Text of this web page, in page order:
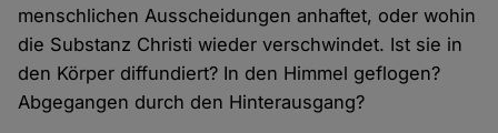
menschlichen Ausscheidungen anhaftet, oder wohin
die Substanz Christi wieder verschwindet. Ist sie in
den Körper diffundiert? In den Himmel geflogen?
Abgegangen durch den Hinterausgang?